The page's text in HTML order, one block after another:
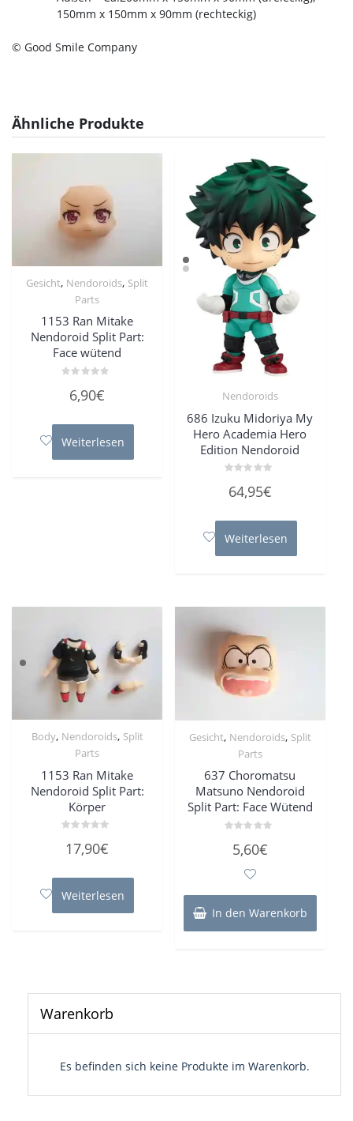
150mm x 150mm x 90mm (rechteckig)
© Good Smile Company
Ähnliche Produkte
Gesicht, Nendoroids, Split
Parts
1153 Ran Mitake
Nendoroid Split Part:
Face wütend
mit
5
6,90€
Weiterlesen
Nendoroids
686 Izuku Midoriya My
Hero Academia Hero
Edition Nendoroid
mit
5
64,95€
Weiterlesen
Body, Nendoroids, Split
Parts
1153 Ran Mitake
Nendoroid Split Part:
Körper
mit
5
17,90€
Weiterlesen
Gesicht, Nendoroids, Split
Parts
637 Choromatsu
Matsuno Nendoroid
Split Part: Face Wütend
mit5,60€
In den Warenkorb
Warenkorb
Es befinden sich keine Produkte im Warenkorb.